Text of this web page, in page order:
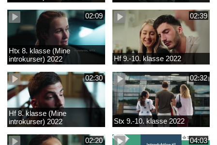
02:09
Htx 8. klasse (Mine
introkurser) 2022
02:39
Hf 9.-10. klasse 2022
02:30
Hf 8. klasse (Mine
introkurser) 2022
02:32
Stx 9.-10. klasse 2022
02:20 04:03